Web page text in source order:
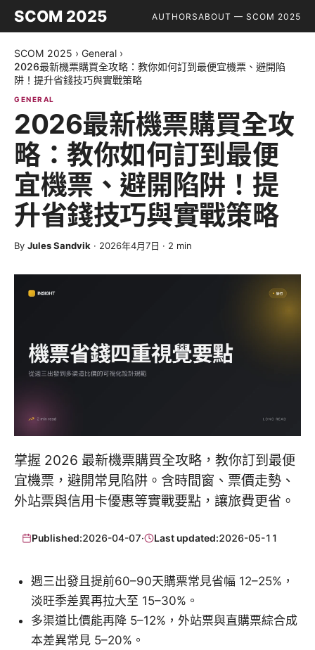
SCOM 2025 AUTHORSABOUT — SCOM 2025
SCOM 2025 › General ›
2026最新機票購買全攻略：教你如何訂到最便宜機票、避開陷
阱！提升省錢技巧與實戰策略
GENERAL
2026最新機票購買全攻
略：教你如何訂到最便
宜機票、避開陷阱！提
升省錢技巧與實戰策略
By Jules Sandvik · 2026年4月7日 · 2 min
掌握 2026 最新機票購買全攻略，教你訂到最便
宜機票，避開常見陷阱。含時間窗、票價走勢、
外站票與信用卡優惠等實戰要點，讓旅費更省。
Published:2026-04-07· Last updated:2026-05-11
週三出發且提前60–90天購票常見省幅 12–25%，
淡旺季差異再拉大至 15–30%。
多渠道比價能再降 5–12%，外站票與直購票綜合成
本差異常見 5–20%。